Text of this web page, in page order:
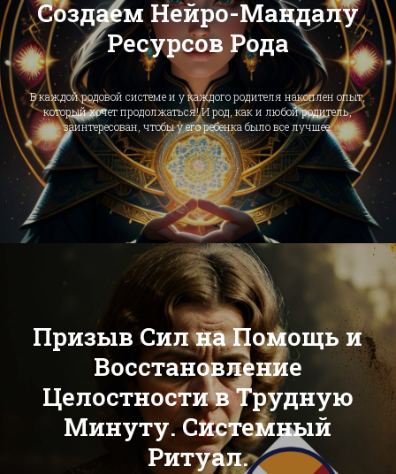
Создаем Нейро-Мандалу
Ресурсов Рода
В каждой родовой системе и у каждого родителя накоплен опыт,
который хочет продолжаться! И род, как и любой родитель,
заинтересован, чтобы у его ребенка было все лучшее.
Призыв Сил на Помощь и
Восстановление
Целостности в Трудную
Минуту. Системный
Ритуал.